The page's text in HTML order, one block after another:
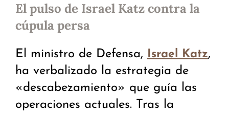
El pulso de Israel Katz contra la
cúpula persa
El ministro de Defensa, Israel Katz,
ha verbalizado la estrategia de
«descabezamiento» que guía las
operaciones actuales. Tras la